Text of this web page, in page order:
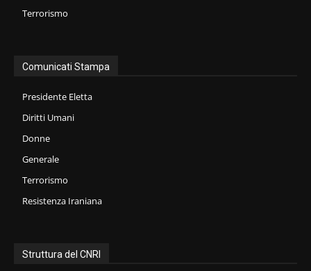
Terrorismo
Comunicati Stampa
Presidente Eletta
Diritti Umani
Donne
Generale
Terrorismo
Resistenza Iraniana
Struttura del CNRI